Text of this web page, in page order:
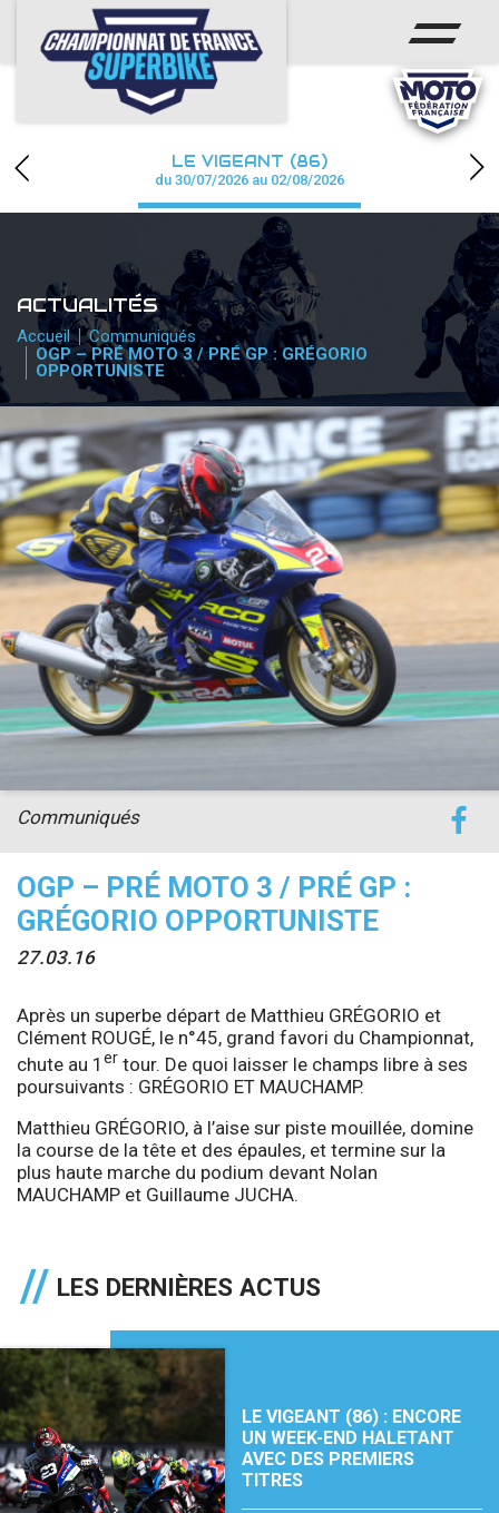
ACCUEIL
CHAMPIONNAT
CALENDRIER
PHOTOS / WEB TV
PARTENAIRES
PRESSE
PRESSE
accéder à la billetterie
LE VIGEANT (86)
du 30/07/2026 au 02/08/2026
ACTUALITÉS
Accueil
Communiqués
OGP – PRÉ MOTO 3 / PRÉ GP : GRÉGORIO
OPPORTUNISTE
OGP – PRÉ MOTO 3 / PRÉ GP :
GRÉGORIO OPPORTUNISTE
27.03.16
Communiqués
Après un superbe départ de Matthieu GRÉGORIO et
Clément ROUGÉ, le n°45, grand favori du Championnat,
chute au 1 er tour. De quoi laisser le champs libre à ses
poursuivants : GRÉGORIO ET MAUCHAMP.
Matthieu GRÉGORIO, à l’aise sur piste mouillée, domine
la course de la tête et des épaules, et termine sur la
plus haute marche du podium devant Nolan
MAUCHAMP et Guillaume JUCHA.
LES DERNIÈRES ACTUS
LE VIGEANT (86) : ENCORE
UN WEEK-END HALETANT
AVEC DES PREMIERS
TITRES